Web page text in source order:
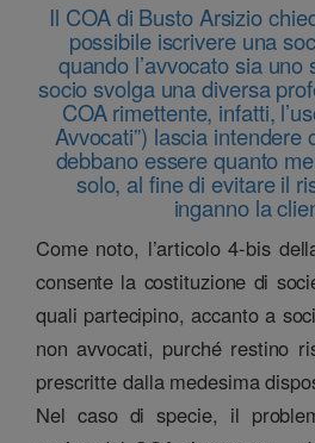
Il COA di Busto Arsizio
possibile iscrivere una
quando l’avvocato sia uno
socio svolga una diversa
COA rimettente, infatti,
Avvocati”) lascia intendere
debbano essere quanto
solo, al fine di evitare il
inganno la
Come noto, l’articolo 4-bis
consente la costituzione di
quali partecipino, accanto a
non avvocati, purché restino
prescritte dalla medesima
Nel caso di specie, il